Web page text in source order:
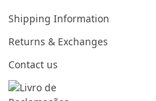
Shipping Information
Returns & Exchanges
Contact us